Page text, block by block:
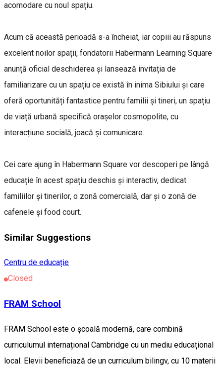
acomodare cu noul spațiu.
Acum că această perioadă s-a încheiat, iar copiii au răspuns
excelent noilor spații, fondatorii Habermann Learning Square
anunță oficial deschiderea și lansează invitația de
familiarizare cu un spațiu ce există în inima Sibiului și care
oferă oportunități fantastice pentru familii și tineri, un spațiu
de viață urbană specifică orașelor cosmopolite, cu
interacțiune socială, joacă și comunicare.
Cei care ajung în Habermann Square vor descoperi pe lângă
educație în acest spațiu deschis și interactiv, dedicat
familiilor și tinerilor, o zonă comercială, dar și o zonă de
cafenele și food court.
Similar Suggestions
Centru de educație
Closed
FRAM School
FRAM School este o școală modernă, care combină
curriculumul internațional Cambridge cu un mediu educațional
local. Elevii beneficiază de un curriculum bilingv, cu 10 materii